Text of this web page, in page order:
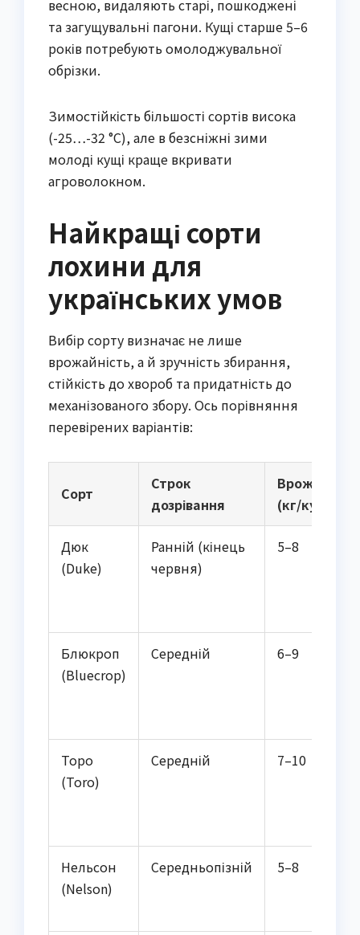
весною, видаляють старі, пошкоджені
та загущувальні пагони. Кущі старше 5–6
років потребують омолоджувальної
обрізки.
Зимостійкість більшості сортів висока
(-25…-32 °C), але в безсніжні зими
молоді кущі краще вкривати
агроволокном.
Найкращі сорти
лохини для
українських умов
Вибір сорту визначає не лише
врожайність, а й зручність збирання,
стійкість до хвороб та придатність до
механізованого збору. Ось порівняння
перевірених варіантів:
Сорт
Строк
дозрівання
(кг/кущ)
Дюк
(Duke)
Ранній (кінець
червня)
5–8
Блюкроп
(Bluecrop)
Середній 6–9
Торо
(Toro)
Середній 7–10
Нельсон
(Nelson)
Середньопізній 5–8